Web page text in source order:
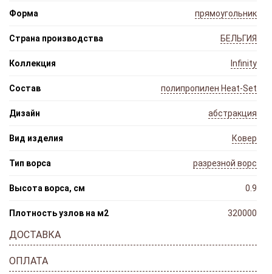
Форма прямоугольник
Страна производства БЕЛЬГИЯ
Коллекция Infinity
Состав полипропилен Heat-Set
Дизайн абстракция
Вид изделия Ковер
Тип ворса разрезной ворс
Высота ворса, см 0.9
Плотность узлов на м2 320000
ДОСТАВКА
ОПЛАТА